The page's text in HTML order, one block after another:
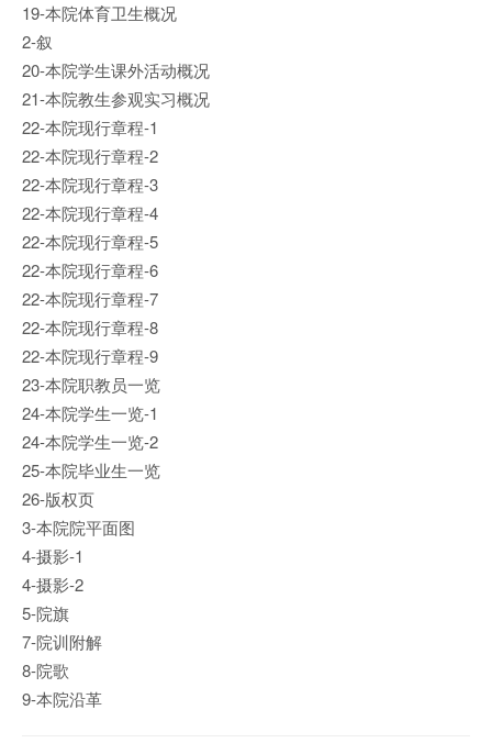
19-本院体育卫生概况
2-叙
20-本院学生课外活动概况
21-本院教生参观实习概况
22-本院现行章程-1
22-本院现行章程-2
22-本院现行章程-3
22-本院现行章程-4
22-本院现行章程-5
22-本院现行章程-6
22-本院现行章程-7
22-本院现行章程-8
22-本院现行章程-9
23-本院职教员一览
24-本院学生一览-1
24-本院学生一览-2
25-本院毕业生一览
26-版权页
3-本院院平面图
4-摄影-1
4-摄影-2
5-院旗
7-院训附解
8-院歌
9-本院沿革